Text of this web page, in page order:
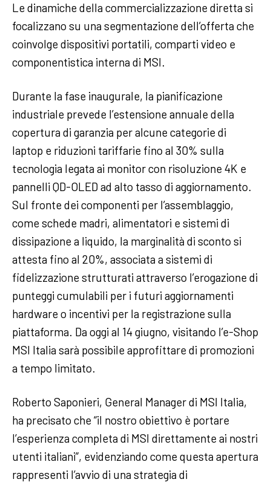
Le dinamiche della commercializzazione diretta si
focalizzano su una segmentazione dell’offerta che
coinvolge dispositivi portatili, comparti video e
componentistica interna di MSI.
Durante la fase inaugurale, la pianificazione
industriale prevede l’estensione annuale della
copertura di garanzia per alcune categorie di
laptop e riduzioni tariffarie fino al 30% sulla
tecnologia legata ai monitor con risoluzione 4K e
pannelli QD-OLED ad alto tasso di aggiornamento.
Sul fronte dei componenti per l’assemblaggio,
come schede madri, alimentatori e sistemi di
dissipazione a liquido, la marginalità di sconto si
attesta fino al 20%, associata a sistemi di
fidelizzazione strutturati attraverso l’erogazione di
punteggi cumulabili per i futuri aggiornamenti
hardware o incentivi per la registrazione sulla
piattaforma. Da oggi al 14 giugno, visitando l’e-Shop
MSI Italia sarà possibile approfittare di promozioni
a tempo limitato.
Roberto Saponieri, General Manager di MSI Italia,
ha precisato che “il nostro obiettivo è portare
l’esperienza completa di MSI direttamente ai nostri
utenti italiani”, evidenziando come questa apertura
rappresenti l’avvio di una strategia di